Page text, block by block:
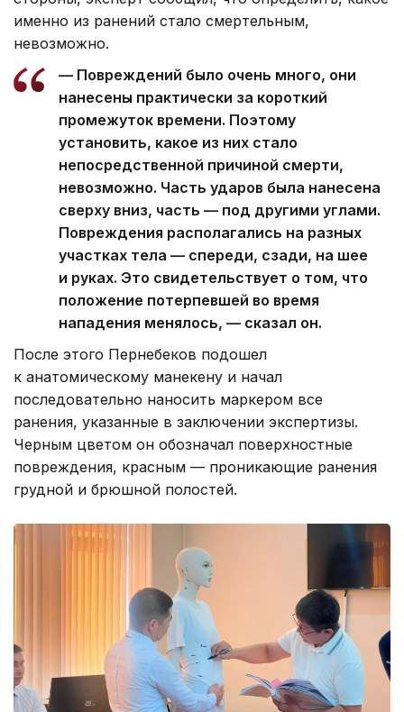
именно из ранений стало смертельным,
невозможно.
— Повреждений было очень много, они
нанесены практически за короткий
промежуток времени. Поэтому
установить, какое из них стало
непосредственной причиной смерти,
невозможно. Часть ударов была нанесена
сверху вниз, часть — под другими углами.
Повреждения располагались на разных
участках тела — спереди, сзади, на шее
и руках. Это свидетельствует о том, что
положение потерпевшей во время
нападения менялось, — сказал он.
После этого Пернебеков подошел
к анатомическому манекену и начал
последовательно наносить маркером все
ранения, указанные в заключении экспертизы.
Черным цветом он обозначал поверхностные
повреждения, красным — проникающие ранения
грудной и брюшной полостей.